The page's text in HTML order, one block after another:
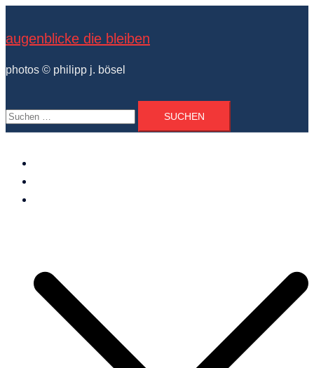
springen
augenblicke die bleiben
photos © philipp j. bösel
Suchen
nach: